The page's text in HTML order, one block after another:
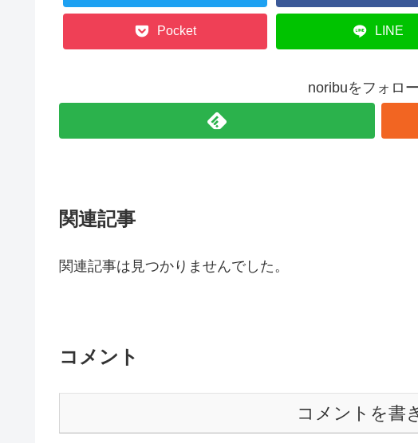
Pocket LINE
noribuをフォロ
関連記事
関連記事は見つかりませんでした。
コメント
コメントを書